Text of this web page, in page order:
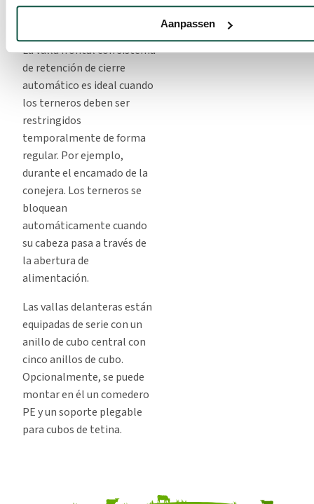
Aanpassen
La valla frontal con sistema
de retención de cierre
automático es ideal cuando
los terneros deben ser
restringidos
temporalmente de forma
regular. Por ejemplo,
durante el encamado de la
conejera. Los terneros se
bloquean
automáticamente cuando
su cabeza pasa a través de
la abertura de
alimentación.
Las vallas delanteras están
equipadas de serie con un
anillo de cubo central con
cinco anillos de cubo.
Opcionalmente, se puede
montar en él un comedero
PE y un soporte plegable
para cubos de tetina.